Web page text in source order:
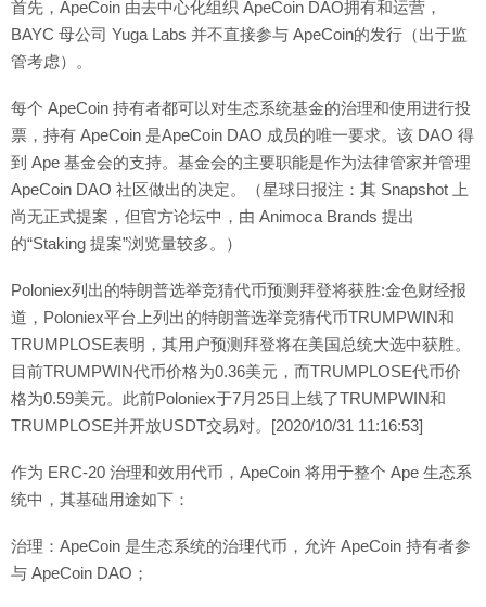
首先，ApeCoin 由去中心化组织 ApeCoin DAO拥有和运营，
BAYC 母公司 Yuga Labs 并不直接参与 ApeCoin的发行（出于监
管考虑）。
每个 ApeCoin 持有者都可以对生态系统基金的治理和使用进行投
票，持有 ApeCoin 是ApeCoin DAO 成员的唯一要求。该 DAO 得
到 Ape 基金会的支持。基金会的主要职能是作为法律管家并管理
ApeCoin DAO 社区做出的决定。（星球日报注：其 Snapshot 上
尚无正式提案，但官方论坛中，由 Animoca Brands 提出
的“Staking 提案”浏览量较多。）
Poloniex列出的特朗普选举竞猜代币预测拜登将获胜:金色财经报
道，Poloniex平台上列出的特朗普选举竞猜代币TRUMPWIN和
TRUMPLOSE表明，其用户预测拜登将在美国总统大选中获胜。
目前TRUMPWIN代币价格为0.36美元，而TRUMPLOSE代币价
格为0.59美元。此前Poloniex于7月25日上线了TRUMPWIN和
TRUMPLOSE并开放USDT交易对。[2020/10/31 11:16:53]
作为 ERC-20 治理和效用代币，ApeCoin 将用于整个 Ape 生态系
统中，其基础用途如下：
治理：ApeCoin 是生态系统的治理代币，允许 ApeCoin 持有者参
与 ApeCoin DAO；